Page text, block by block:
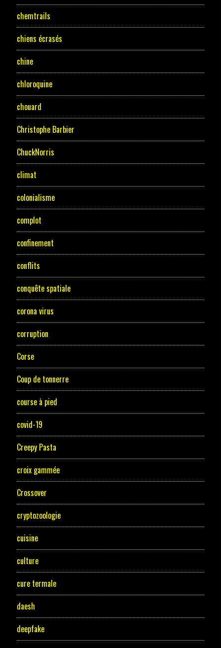
chemtrails
chiens écrasés
chine
chloroquine
chouard
Christophe Barbier
ChuckNorris
climat
colonialisme
complot
confinement
conflits
conquête spatiale
corona virus
corruption
Corse
Coup de tonnerre
course à pied
covid-19
Creepy Pasta
croix gammée
Crossover
cryptozoologie
cuisine
culture
cure termale
daesh
deepfake